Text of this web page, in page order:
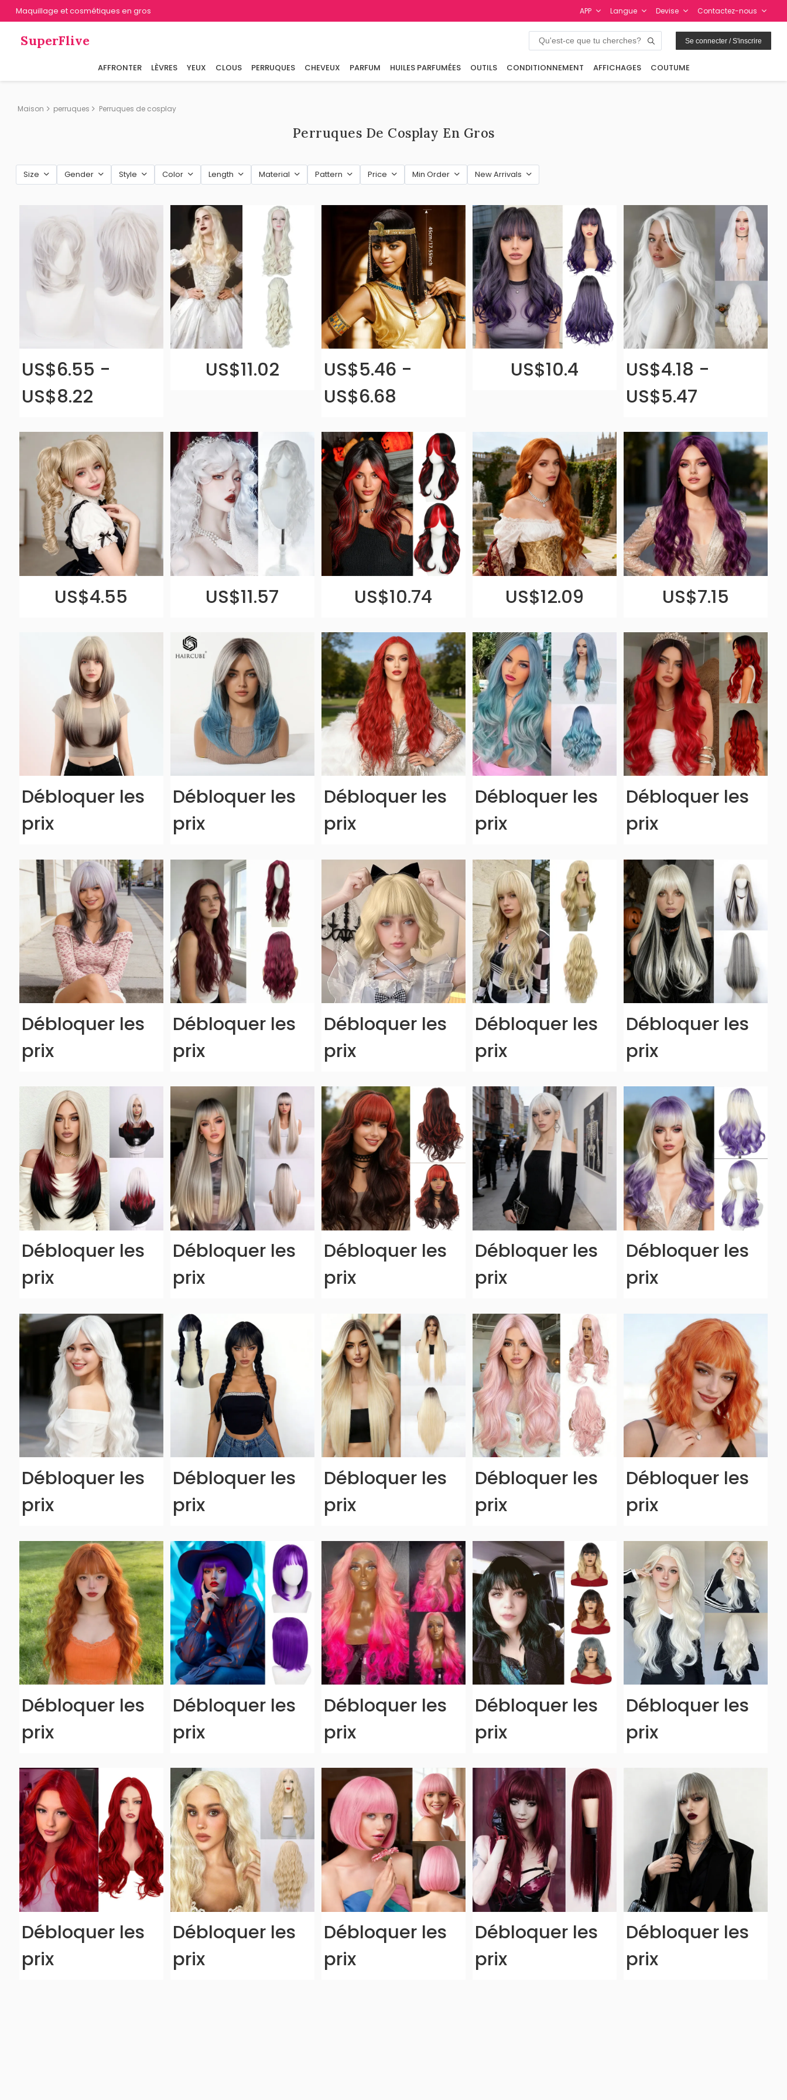
Maquillage et cosmétiques en gros APP Langue Devise Contactez-nous
SuperFlive Se connecter / S'inscrire
AFFRONTER LÈVRES YEUX CLOUS PERRUQUES CHEVEUX PARFUM HUILES PARFUMÉES OUTILS CONDITIONNEMENT AFFICHAGES COUTUME
Maison perruques Perruques de cosplay
Perruques De Cosplay En Gros
Size Gender Style Color Length Material Pattern Price Min Order New Arrivals
US$6.55 -
US$8.22
US$11.02
US$5.46 -
US$6.68
US$10.4
US$4.18 -
US$5.47
US$4.55 US$11.57 US$10.74 US$12.09 US$7.15
Débloquer les
prix
Débloquer les
prix
Débloquer les
prix
Débloquer les
prix
Débloquer les
prix
Débloquer les
prix
Débloquer les
prix
Débloquer les
prix
Débloquer les
prix
Débloquer les
prix
Débloquer les
prix
Débloquer les
prix
Débloquer les
prix
Débloquer les
prix
Débloquer les
prix
Débloquer les
prix
Débloquer les
prix
Débloquer les
prix
Débloquer les
prix
Débloquer les
prix
Débloquer les
prix
Débloquer les
prix
Débloquer les
prix
Débloquer les
prix
Débloquer les
prix
Débloquer les
prix
Débloquer les
prix
Débloquer les
prix
Débloquer les
prix
Débloquer les
prix